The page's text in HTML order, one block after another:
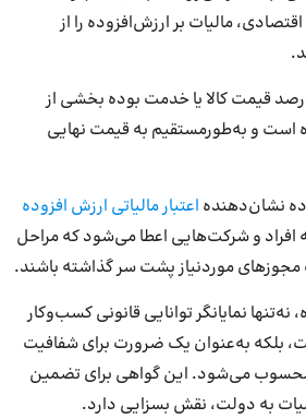
مالیات بر ارزش‌افزوده را از
مالیات که معادل ۱۰ درصد قیمت کالا یا خدمت بوده بخشی از
است و به‌طورمستقیم به قیمت نهایی
نشان‌دهنده اعتبار مالیاتی ارزش افزوده
و شرکت‌هایی اعطا می‌شود که مراحل
مجوزهای مورد‌نیاز پشت سر گذاشته باشند.
نه‌تنها نمایانگر توانایی قانونی کسب‌وکار
بلکه به‌عنوان یک ضرورت برای شفافیت
محسوب می‌شود. این گواهی برای تضمین
به دولت، نقش بسزایی دارد.